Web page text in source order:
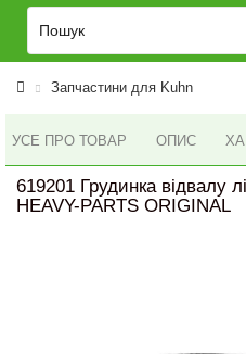
Запчастини для Kuhn
УСЕ ПРО ТОВАР ОПИС
619201 Грудинка відвалу
HEAVY-PARTS ORIGINAL